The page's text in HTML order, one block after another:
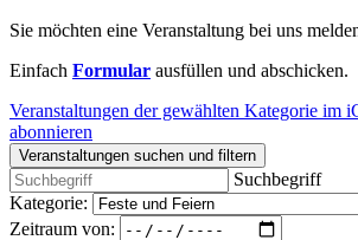
Sie möchten eine Veranstaltung bei uns
Einfach Formular ausfüllen und abschicken.
Veranstaltungen der gewählten Kategorie im
abonnieren
Veranstaltungen suchen und filtern
Suchbegriff
Kategorie:
Zeitraum von: